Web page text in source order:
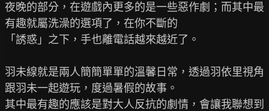
夜晚的部分，在遊戲內更多的是一些惡作劇；而其中最
有趣就屬洗澡的選項了，在你不斷的
「誘惑」之下，手也離電話越來越近了。
羽未線就是兩人簡簡單單的溫馨日常，透過羽依里視角
跟羽未一起遊玩，度過暑假的故事。
其中最有趣的應該是對大人反抗的劇情，會讓我聯想到